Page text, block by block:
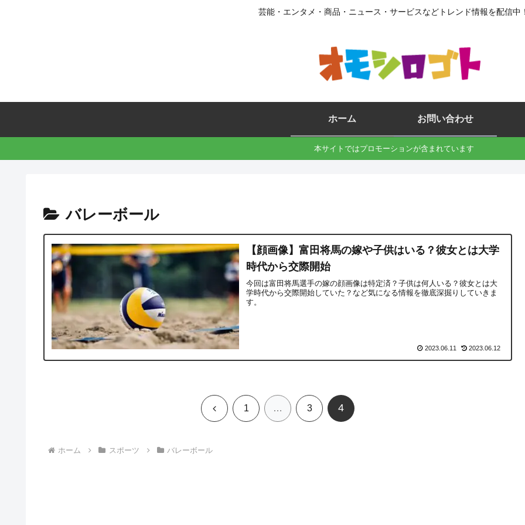
芸能・エンタメ・商品・ニュース・サービスなどトレンド情報を配信中
ホーム お問い合わせ
本サイトではプロモーションが含まれています
バレーボール
【顔画像】富田将馬の嫁や子供はいる？彼女とは大学
時代から交際開始
今回は富田将馬選手の嫁の顔画像は特定済？子供は何人いる？彼女とは大
学時代から交際開始していた？など気になる情報を徹底深掘りしていきま
す。
2023.06.11 2023.06.12
前 1 … 3 4
ホーム スポーツ バレーボール